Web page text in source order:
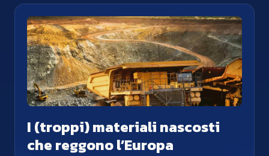
I (troppi) materiali nascosti
che reggono l’Europa